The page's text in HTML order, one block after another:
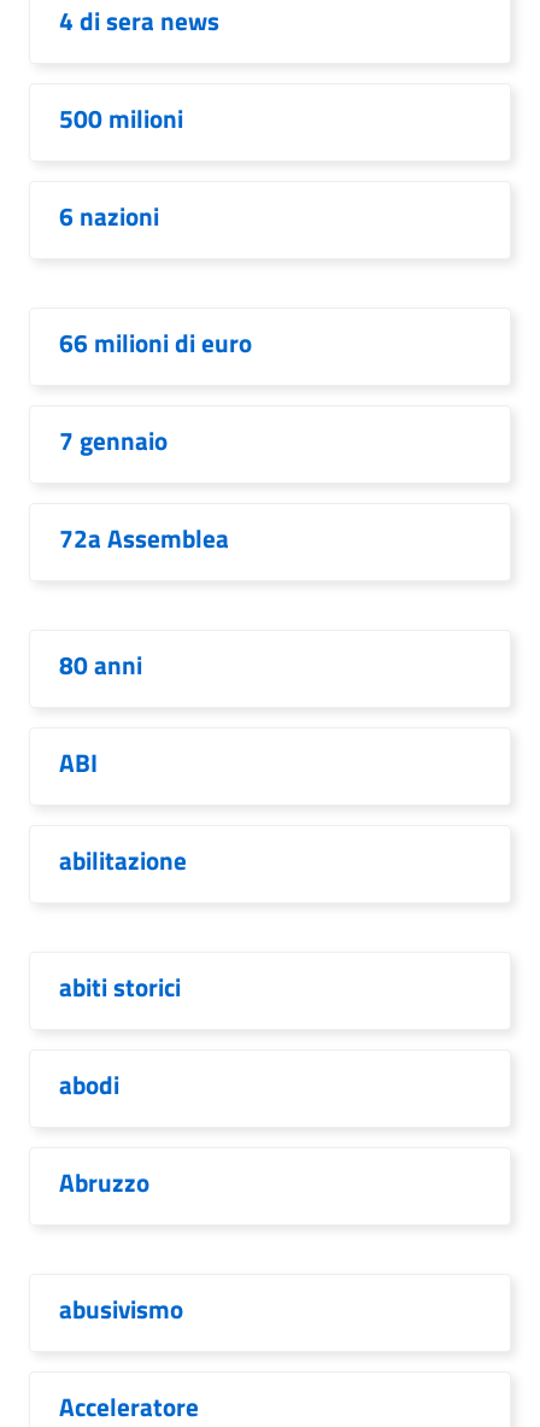
4 di sera news
500 milioni
6 nazioni
66 milioni di euro
7 gennaio
72a Assemblea
80 anni
ABI
abilitazione
abiti storici
abodi
Abruzzo
abusivismo
Acceleratore